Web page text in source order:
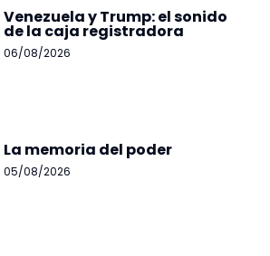
Venezuela y Trump: el sonido
de la caja registradora
06/08/2026
La memoria del poder
05/08/2026